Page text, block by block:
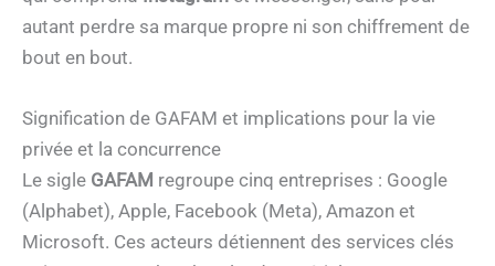
autant perdre sa marque propre ni son chiffrement de
bout en bout.
Signification de GAFAM et implications pour la vie
privée et la concurrence
Le sigle GAFAM regroupe cinq entreprises : Google
(Alphabet), Apple, Facebook (Meta), Amazon et
Microsoft. Ces acteurs détiennent des services clés